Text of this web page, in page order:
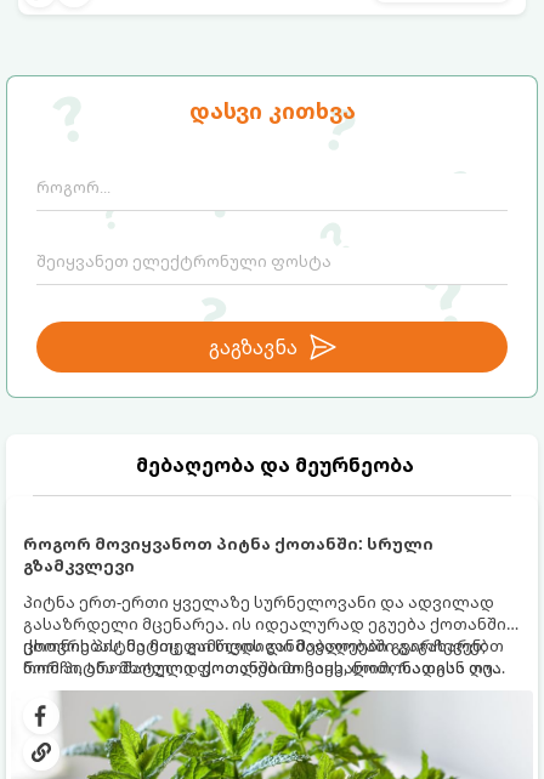
დასვი კითხვა
გაგზავნა
მებაღეობა და მეურნეობა
როგორ მოვიყვანოთ პიტნა ქოთანში: სრული
გზამკვლევი
პიტნა ერთ-ერთი ყველაზე სურნელოვანი და ადვილად
გასაზრდელი მცენარეა. ის იდეალურად ეგუება ქოთანში
ცხოვრებას, მეტიც, გამოცდილი მებაღეები გვირჩევენ,
რომ პიტნა მხოლოდ ქოთანში მოვიყვანოთ, რადგან ღია
გრუნტში (ბაღში) დარგვისას ის ფესვებით ძალიან
სწრაფად ვრცელდება და სხვა მცენარეებს ავიწროებს.
ქოთნის პიტნა მთელი წლის განმავლობაში გაგახარებთ
ნორჩი, არომატული ფოთლებით ჩაის, ლიმონათისა თუ
კერძებისთვის.